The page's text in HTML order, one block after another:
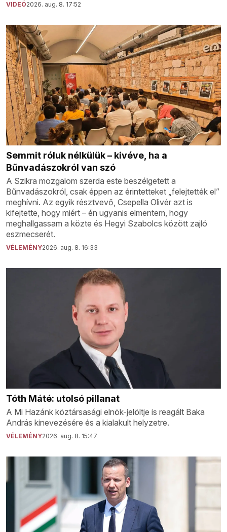
VIDEÓ2026. aug. 8. 17:52
Semmit róluk nélkülük – kivéve, ha a
Bűnvadászokról van szó
A Szikra mozgalom szerda este beszélgetett a
Bűnvadászokról, csak éppen az érintetteket „felejtették el”
meghívni. Az egyik résztvevő, Csepella Olivér azt is
kifejtette, hogy miért – én ugyanis elmentem, hogy
meghallgassam a közte és Hegyi Szabolcs között zajló
eszmecserét.
VÉLEMÉNY2026. aug. 8. 16:33
Tóth Máté: utolsó pillanat
A Mi Hazánk köztársasági elnök-jelöltje is reagált Baka
András kinevezésére és a kialakult helyzetre.
VÉLEMÉNY2026. aug. 8. 15:47